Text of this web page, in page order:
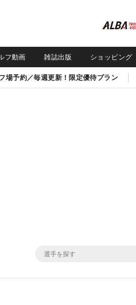
フ動画 雑誌出版 ショッピング
場予約／毎週更新！限定優待プラン